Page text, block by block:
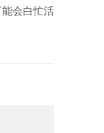
会白忙活